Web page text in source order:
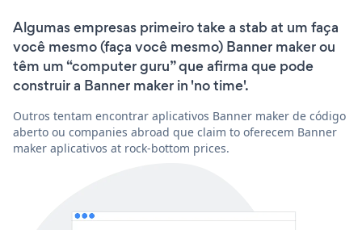
Algumas empresas primeiro take a stab at um faça
você mesmo (faça você mesmo) Banner maker ou
têm um “computer guru” que afirma que pode
construir a Banner maker in 'no time'.
Outros tentam encontrar aplicativos Banner maker de código
aberto ou companies abroad que claim to oferecem Banner
maker aplicativos at rock-bottom prices.